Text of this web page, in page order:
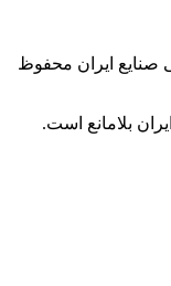
صنایع ایران محفوظ
بلامانع است.